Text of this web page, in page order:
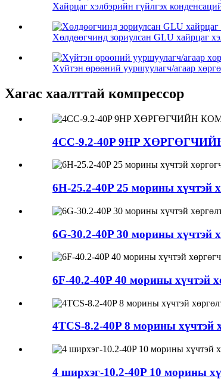
Хайрцаг хэлбэрийн гүйлгэх
Хөлдөөгчинд зориулсан GLU хайрцаг
Хүйтэн өрөөний ууршуулагч/агаар
Хагас хаалттай компрессор
4CC-9.2-40P 9HP
6H-25.2-40P 25 морины хүчтэй
6G-30.2-40P 30 морины хүчтэй
6F-40.2-40P 40 морины хүчтэй
4TCS-8.2-40P 8 морины хүчтэй
4 ширхэг-10.2-40P 10 морины